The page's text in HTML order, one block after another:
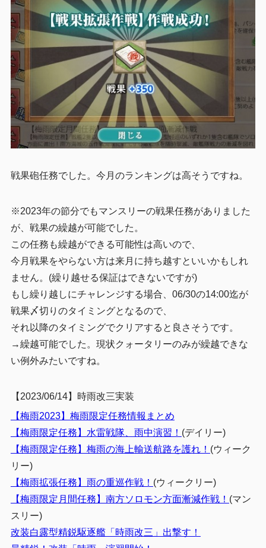
戦果砲任務でした。今月のランキングは高そうですね。
※2023年の節分でもマンスリーの戦果任務がありました
が、戦果の繰越が可能でした。
この任務も繰越ができる可能性は高いので、
今月戦果をやらない方は来月に持ち越すといいかもしれ
ません。(繰り越せる保証はできないですが)
もし繰り越しにチャレンジする場合、06/30の14:00迄が
戦果〆切りのタイミングとなるので、
それ以降のタイミングでクリアすると良さそうです。
→繰越可能でした。現状クォータリーのみが繰越できな
い例外みたいですね。
【2023/06/14】時雨改三実装
【梅雨2023】梅雨限定任務情報まとめ
【梅雨限定任務】水雷戦隊、雨中演習！ (デイリー)
【梅雨限定任務】梅雨の海上輸送航路を護れ！ (ウィーク
リー)
【梅雨拡張任務】雨の重巡作戦！ (ウィークリー)
【梅雨限定月間任務】南方ソロモン方面漸減作戦！ (マン
スリー)
改装白露型精鋭駆逐艦「時雨改三」出撃す！